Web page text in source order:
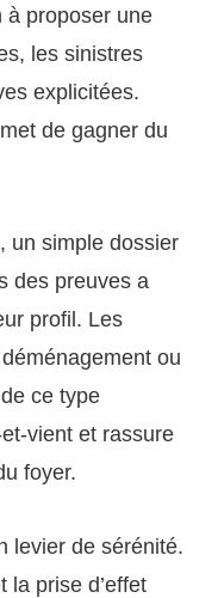
à proposer une
les sinistres
explicitées.
de gagner du
un simple dossier
des preuves a
profil. Les
ou
ce type
vient et rassure
foyer.
levier de sérénité.
la prise d’effet